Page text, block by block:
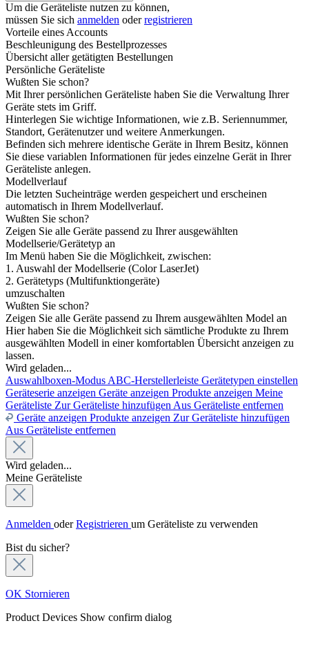
Um die Geräteliste nutzen zu können,
müssen Sie sich anmelden oderregistrieren
Vorteile eines Accounts
Beschleunigung des Bestellprozesses
Übersicht aller getätigten Bestellungen
Persönliche Geräteliste
Wußten Sie schon?
Mit Ihrer persönlichen Geräteliste haben Sie die Verwaltung Ihrer
Geräte stets im Griff.
Hinterlegen Sie wichtige Informationen, wie z.B. Seriennummer,
Standort, Gerätenutzer und weitere Anmerkungen.
Befinden sich mehrere identische Geräte in Ihrem Besitz, können
Sie diese variablen Informationen für jedes einzelne Gerät in Ihrer
Geräteliste anlegen.
Modellverlauf
Die letzten Sucheinträge werden gespeichert und erscheinen
automatisch in Ihrem Modellverlauf.
Wußten Sie schon?
Zeigen Sie alle Geräte passend zu Ihrer ausgewählten
Modellserie/Gerätetyp an
Im Menü haben Sie die Möglichkeit, zwischen:
1. Auswahl der Modellserie (Color LaserJet)
2. Gerätetyps (Multifunktiongeräte)
umzuschalten
Wußten Sie schon?
Zeigen Sie alle Geräte passend zu Ihrem ausgewählten Model an
Hier haben Sie die Möglichkeit sich sämtliche Produkte zu Ihrem
ausgewählten Modell in einer komfortablen Übersicht anzeigen zu
lassen.
Wird geladen...
Auswahlboxen-Modus ABC-Herstellerleiste Gerätetypen einstellen
Geräteserie anzeigen Geräte anzeigen Produkte anzeigen Meine
Geräteliste Zur Geräteliste hinzufügen Aus Geräteliste entfernen
Geräte anzeigen Produkte anzeigen Zur Geräteliste hinzufügen
Aus Geräteliste entfernen
Wird geladen...
Meine Geräteliste
Anmelden oderRegistrieren um Geräteliste zu verwenden
Bist du sicher?
OK Stornieren
Product Devices Show confirm dialog